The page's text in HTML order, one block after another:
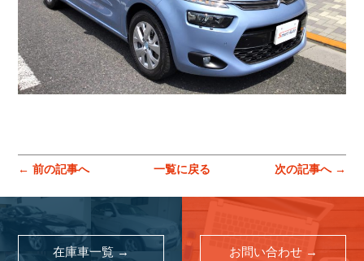
← 前の記事へ 一覧に戻る 次の記事へ →
在庫車一覧 → お問い合わせ →